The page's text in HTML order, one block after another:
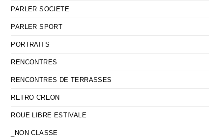
PARLER SOCIETE
PARLER SPORT
PORTRAITS
RENCONTRES
RENCONTRES DE TERRASSES
RETRO CREON
ROUE LIBRE ESTIVALE
_NON CLASSE